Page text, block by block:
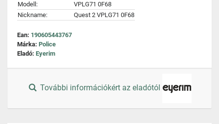
Modell:
VPLG71 0F68
Nickname:
Quest 2 VPLG71 0F68
Ean: 190605443767
Márka: Police
Eladó: Eyerim
További információkért az eladótól